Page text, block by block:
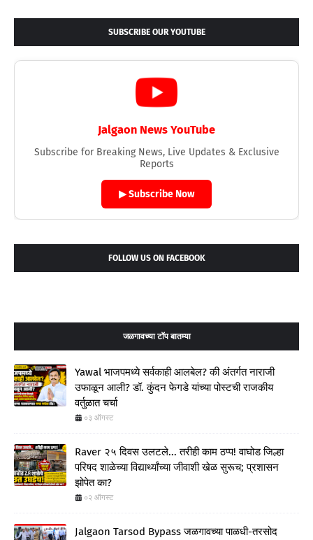
SUBSCRIBE OUR YOUTUBE
Jalgaon News YouTube
Subscribe for Breaking News, Live Updates & Exclusive
Reports
▶ Subscribe Now
FOLLOW US ON FACEBOOK
जळगावच्या टॉप बातम्या
Yawal भाजपमध्ये सर्वकाही आलबेल? की अंतर्गत नाराजी
उफाळून आली? डॉ. कुंदन फेगडे यांच्या पोस्टची राजकीय
वर्तुळात चर्चा
०३ ऑगस्ट
Raver २५ दिवस उलटले... तरीही काम ठप्प! वाघोड जिल्हा
परिषद शाळेच्या विद्यार्थ्यांच्या जीवाशी खेळ सुरूच; प्रशासन
झोपेत का?
०२ ऑगस्ट
Jalgaon Tarsod Bypass जळगावच्या पाळधी-तरसोद